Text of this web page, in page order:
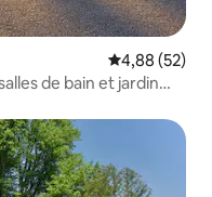
Note
4,88 (52)
de bain et jardin